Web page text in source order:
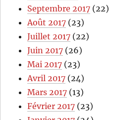
Septembre 2017 (22)
Août 2017 (23)
Juillet 2017 (22)
Juin 2017 (26)
Mai 2017 (23)
Avril 2017 (24)
Mars 2017 (13)
Février 2017 (23)